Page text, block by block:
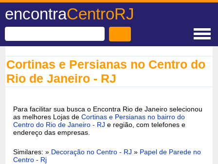
encontraCentroRJ
Cortinas e Persianas no Centro do
Rio de Janeiro - RJ
Para facilitar sua busca o Encontra Rio de Janeiro selecionou
as melhores Lojas deCortinas e Persianas no bairro do
Centro do Rio de Janeiro - RJ e região, com telefones e
endereço das empresas.
Similares: » Decoração no Centro - RJ » Papel de Parede no
Centro - Rj